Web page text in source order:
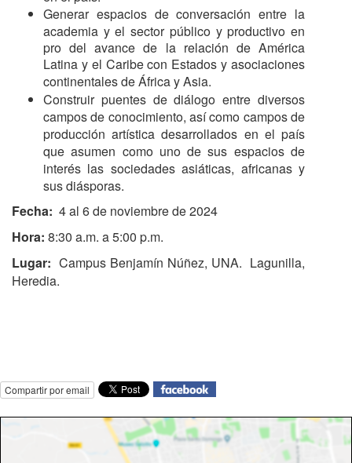
Generar espacios de conversación entre la
academia y el sector público y productivo en
pro del avance de la relación de América
Latina y el Caribe con Estados y asociaciones
continentalesde África y Asia.
Construir puentes de diálogo entre diversos
campos de conocimiento, así como campos de
producción artística desarrollados en el país
que asumen como uno de sus espacios de
interés las sociedades asiáticas, africanas y
sus diásporas.
Fecha: 4 al 6 de noviembre de 2024
Hora: 8:30 a.m. a 5:00 p.m.
Lugar: Campus Benjamín Núñez, UNA. Lagunilla,
Heredia.
Compartir por email